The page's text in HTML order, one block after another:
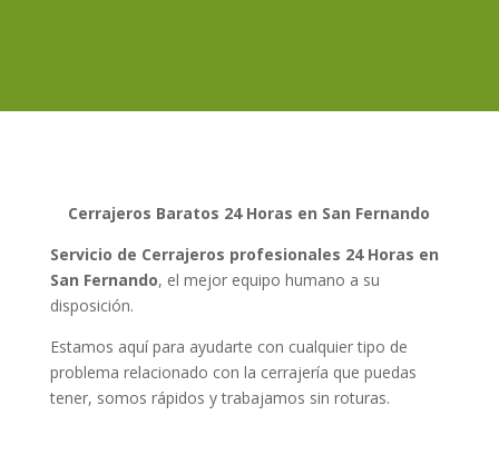
Cerrajeros Baratos 24 Horas en San Fernando
Servicio de Cerrajeros profesionales 24 Horas en
San Fernando, el mejor equipo humano a su
disposición.
Estamos aquí para ayudarte con cualquier tipo de
problema relacionado con la cerrajería que puedas
tener, somos rápidos y trabajamos sin roturas.